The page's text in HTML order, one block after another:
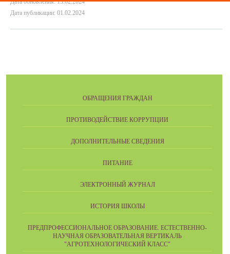
Дата обновления: 13.02.2024
Дата публикации: 01.02.2024
ОБРАЩЕНИЯ ГРАЖДАН
ПРОТИВОДЕЙСТВИЕ КОРРУПЦИИ
ДОПОЛНИТЕЛЬНЫЕ СВЕДЕНИЯ
ПИТАНИЕ
ЭЛЕКТРОННЫЙ ЖУРНАЛ
ИСТОРИЯ ШКОЛЫ
ПРЕДПРОФЕССИОНАЛЬНОЕ ОБРАЗОВАНИЕ. ЕСТЕСТВЕННО-
НАУЧНАЯ ОБРАЗОВАТЕЛЬНАЯ ВЕРТИКАЛЬ
"АГРОТЕХНОЛОГИЧЕСКИЙ КЛАСС"